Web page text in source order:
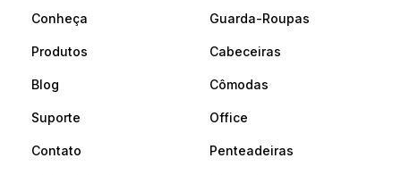
Conheça
Produtos
Blog
Suporte
Contato
Guarda-Roupas
Cabeceiras
Cômodas
Office
Penteadeiras